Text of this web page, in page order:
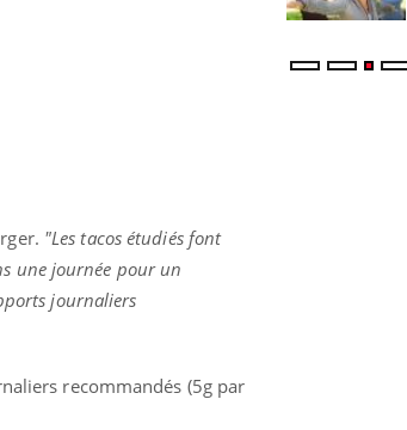
"Les tacos étudiés font
une journée pour un
journaliers
recommandés (5g par